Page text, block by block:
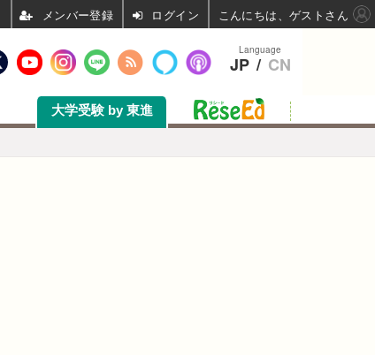
大学受験 by 東進
Language
JP / CN
ログイン こんにちは、ゲストさん